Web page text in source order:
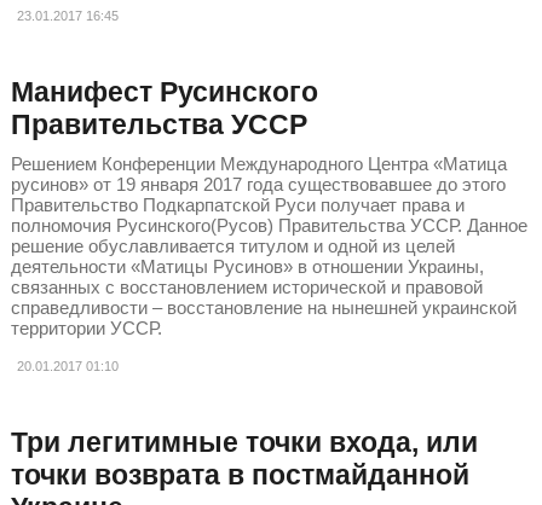
23.01.2017 16:45
Манифест Русинского
Правительства УССР
Решением Конференции Международного Центра «Матица
русинов» от 19 января 2017 года существовавшее до этого
Правительство Подкарпатской Руси получает права и
полномочия Русинского(Русов) Правительства УССР. Данное
решение обуславливается титулом и одной из целей
деятельности «Матицы Русинов» в отношении Украины,
связанных с восстановлением исторической и правовой
справедливости – восстановление на нынешней украинской
территории УССР.
20.01.2017 01:10
Три легитимные точки входа, или
точки возврата в постмайданной